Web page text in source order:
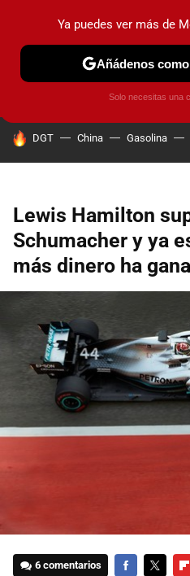
PRUEBAS COCHES
HOY SE HABLA DE
DGT China Gasolina
Lewis Hamilton
Schumacher y ya
más dinero ha
6 comentarios
Ya puedes ver más de
Añádenos
Solo necesitas una